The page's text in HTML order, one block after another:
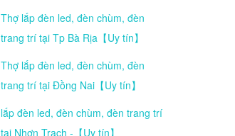
Thợ lắp đèn led, đèn chùm, đèn
trang trí tại Tp Bà Rịa【Uy tín】
Thợ lắp đèn led, đèn chùm, đèn
trang trí tại Đồng Nai【Uy tín】
lắp đèn led, đèn chùm, đèn trang trí
tại Nhơn Trạch -【Uy tín】